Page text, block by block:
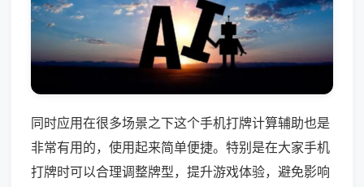
同时应用在很多场景之下这个手机打牌计算辅助也是
非常有用的，使用起来简单便捷。特别是在大家手机
打牌时可以合理调整牌型，提升游戏体验，避免影响